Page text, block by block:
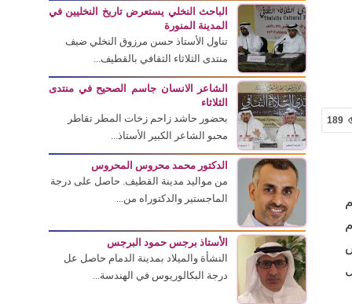
189
الباحث النخلي يستعرض تاريخ النخليين في
المدينة المنورة
تناول الأستاذ حسن مرزوق النخلي ضيف
منتدى الثلاثاء الثقافي بالقطيف...
الشاعر الانسان جاسم الصحيح في منتدى
الثلاثاء
بحضور حاشد زاحم زخات المطر تقاطر
محبو الشاعر الكبير الأستاذ...
الدكتور محمد محروس المحروس
من مواليد مدينة القطيف. حاصل على درجة
الماجستير والدكتوراه من...
الأستاذ برجس حمود البرجس
النشأة والميلاد بمدينة الدمام حاصل عل
درجة البكالوريوس في الهندسة...